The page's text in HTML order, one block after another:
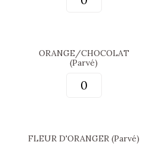
ORANGE/CHOCOLAT
(Parvé)
FLEUR D'ORANGER (Parvé)